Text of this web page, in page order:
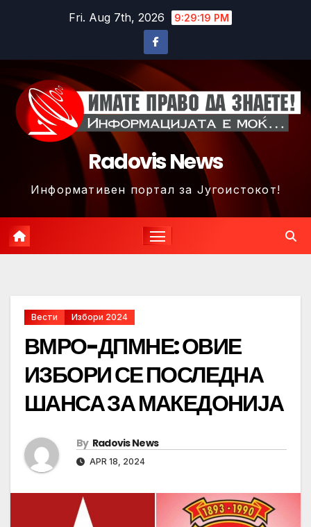
Fri. Aug 7th, 2026 9:29:21 PM
Radovis News
Информативен портал за Југоистокот!
Вести Избори 2024
ВМРО-ДПМНЕ: ОВИЕ
ИЗБОРИ СЕ ПОСЛЕДНА
ШАНСА ЗА МАКЕДОНИЈА
By Radovis News
APR 18, 2024